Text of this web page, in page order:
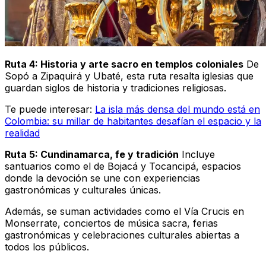
Ruta 4: Historia y arte sacro en templos coloniales De
Sopó a Zipaquirá y Ubaté, esta ruta resalta iglesias que
guardan siglos de historia y tradiciones religiosas.
Te puede interesar: La isla más densa del mundo está en
Colombia: su millar de habitantes desafían el espacio y la
realidad
Ruta 5: Cundinamarca, fe y tradición Incluye
santuarios como el de Bojacá y Tocancipá, espacios
donde la devoción se une con experiencias
gastronómicas y culturales únicas.
Además, se suman actividades como el Vía Crucis en
Monserrate, conciertos de música sacra, ferias
gastronómicas y celebraciones culturales abiertas a
todos los públicos.